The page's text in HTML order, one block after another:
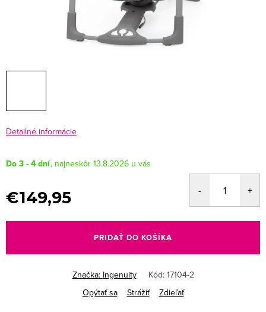
Detailné informácie
Do 3 - 4 dní 13.8.2026
€149,95
cena:
PRIDAŤ DO KOŠÍKA
Značka: Ingenuity Kód: 17104-2
Opýtať sa
Strážiť Zdieľať